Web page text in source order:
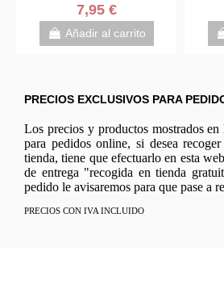
7,95 €
Añadir al carrito
PRECIOS EXCLUSIVOS PARA
Los precios y productos mostrados
para pedidos online, si desea
tienda, tiene que efectuarlo en esta
de entrega "recogida en tienda
pedido le avisaremos para que pase a
PRECIOS CON IVA INCLUIDO